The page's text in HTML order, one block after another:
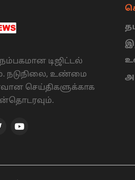
டிஜிட்டல்
நடுநிலை, உண்மை
செய்திகளுக்காக